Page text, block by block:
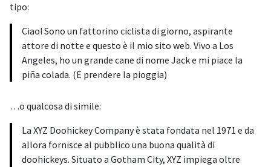
tipo:
Ciao! Sono un fattorino ciclista di giorno, aspirante
attore di notte e questo è il mio sito web. Vivo a Los
Angeles, ho un grande cane di nome Jack e mi piace la
piña colada. (E prendere la pioggia)
…o qualcosa di simile:
La XYZ Doohickey Company è stata fondata nel 1971 e da
allora fornisce al pubblico una buona qualità di
doohickeys. Situato a Gotham City, XYZ impiega oltre